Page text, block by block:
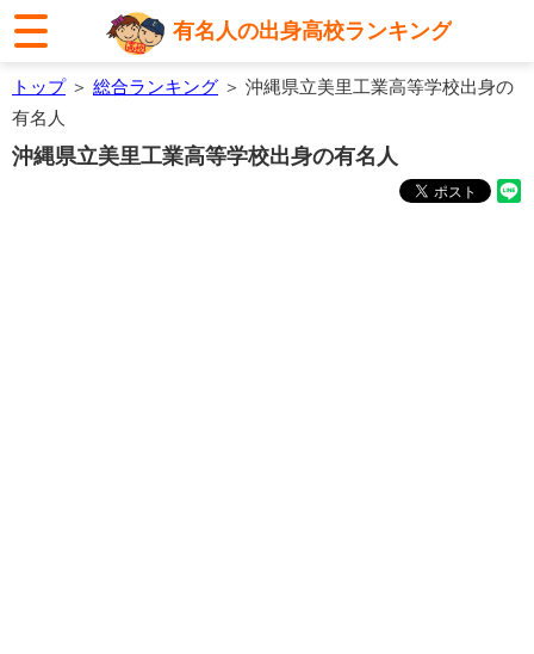
有名人の出身高校ランキング
トップ＞ 総合ランキング ＞ 沖縄県立美里工業高等学校出身の
有名人
沖縄県立美里工業高等学校出身の有名人